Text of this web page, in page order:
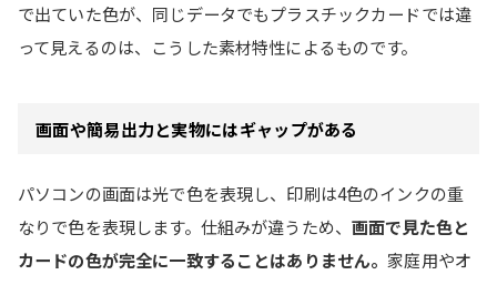
で出ていた色が、同じデータでもプラスチックカードでは違
って見えるのは、こうした素材特性によるものです。
画面や簡易出力と実物にはギャップがある
パソコンの画面は光で色を表現し、印刷は4色のインクの重
なりで色を表現します。仕組みが違うため、画面で見た色と
カードの色が完全に一致することはありません。 家庭用やオ